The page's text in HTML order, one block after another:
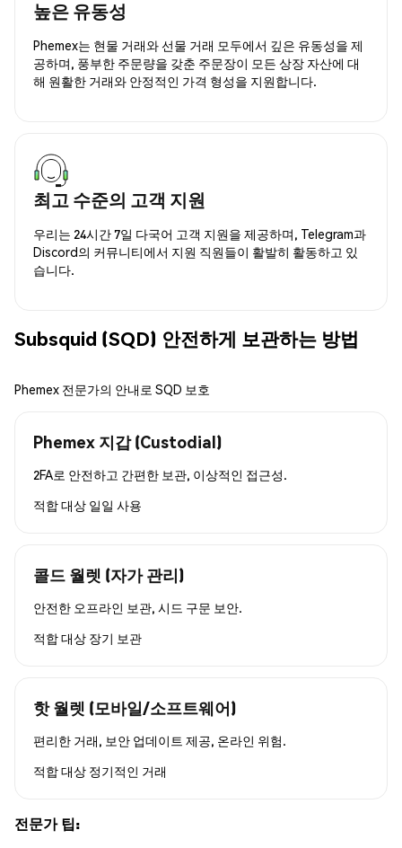
높은 유동성
Phemex는 현물 거래와 선물 거래 모두에서 깊은 유동성을 제
공하며, 풍부한 주문량을 갖춘 주문장이 모든 상장 자산에 대
해 원활한 거래와 안정적인 가격 형성을 지원합니다.
최고 수준의 고객 지원
우리는 24시간 7일 다국어 고객 지원을 제공하며, Telegram과
Discord의 커뮤니티에서 지원 직원들이 활발히 활동하고 있
습니다.
Subsquid (SQD) 안전하게 보관하는 방법
Phemex 전문가의 안내로 SQD 보호
Phemex 지갑 (Custodial)
2FA로 안전하고 간편한 보관, 이상적인 접근성.
적합 대상 일일 사용
콜드 월렛 (자가 관리)
안전한 오프라인 보관, 시드 구문 보안.
적합 대상 장기 보관
핫 월렛 (모바일/소프트웨어)
편리한 거래, 보안 업데이트 제공, 온라인 위험.
적합 대상 정기적인 거래
전문가 팁: